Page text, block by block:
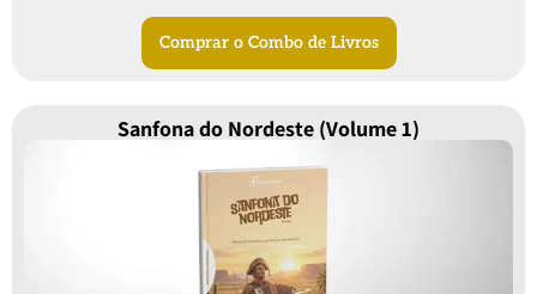
Comprar o Combo de Livros
Sanfona do Nordeste (Volume 1)